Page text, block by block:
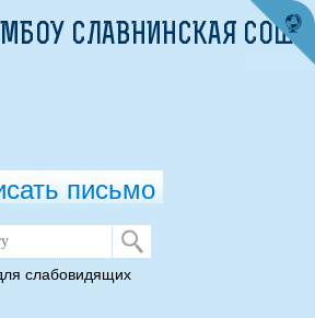
РАБОТА
МБОУ СЛАВНИНСКАЯ СОШ
письмо
слабовидящих